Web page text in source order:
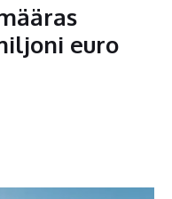
euro